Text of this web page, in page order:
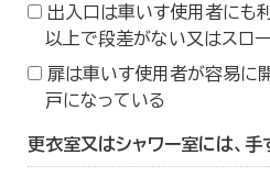
出入口は車いす使用者にも利
以上で段差がない又はスロ
扉は車いす使用者が容易に
戸になっている
更衣室又はシャワー室には、手